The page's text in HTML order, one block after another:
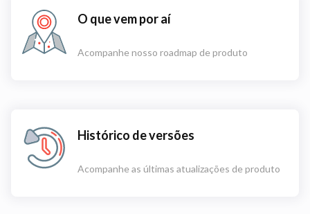
O que vem por aí
Acompanhe nosso roadmap de produto
Histórico de versões
Acompanhe as últimas atualizações de produto